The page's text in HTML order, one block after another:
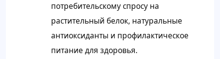
потребительскому спросу на
растительный белок, натуральные
антиоксиданты и профилактическое
питание для здоровья.